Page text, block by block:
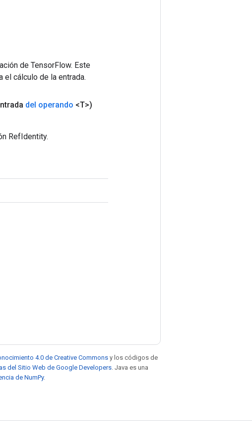
de TensorFlow. Este
cálculo de la entrada.
del operando <T>)
RefIdentity.
4.0 de Creative Commons y los códigos de
del Sitio Web de Google Developers . Java es una
de NumPy.